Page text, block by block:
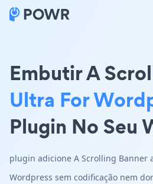
Embutir A
Ultra For
Plugin No Seu
plugin adicione A Scrolling Banner
Wordpress sem codificação nem